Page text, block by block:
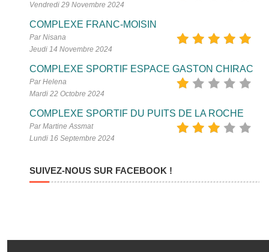
Vendredi 29 Novembre 2024
COMPLEXE FRANC-MOISIN
Par Nisana
Jeudi 14 Novembre 2024
COMPLEXE SPORTIF ESPACE GASTON CHIRAC
Par Helena
Mardi 22 Octobre 2024
COMPLEXE SPORTIF DU PUITS DE LA ROCHE
Par Martine Assmat
Lundi 16 Septembre 2024
SUIVEZ-NOUS SUR FACEBOOK !